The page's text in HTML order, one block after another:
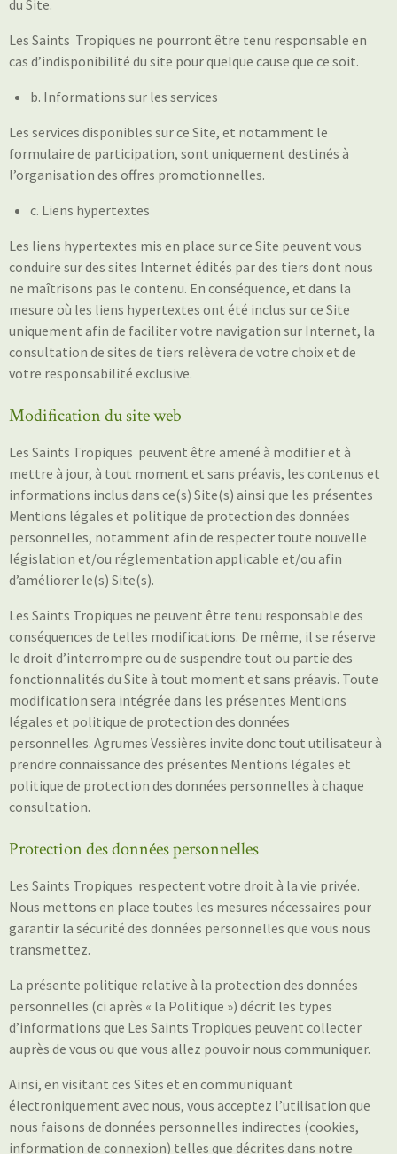
du Site.
Les Saints Tropiques ne pourront être tenu responsable en
cas d’indisponibilité du site pour quelque cause que ce soit.
b. Informations sur les services
Les services disponibles sur ce Site, et notamment le
formulaire de participation, sont uniquement destinés à
l’organisation des offres promotionnelles.
c. Liens hypertextes
Les liens hypertextes mis en place sur ce Site peuvent vous
conduire sur des sites Internet édités par des tiers dont nous
ne maîtrisons pas le contenu. En conséquence, et dans la
mesure où les liens hypertextes ont été inclus sur ce Site
uniquement afin de faciliter votre navigation sur Internet, la
consultation de sites de tiers relèvera de votre choix et de
votre responsabilité exclusive.
Modification du site web
Les Saints Tropiques peuvent être amené à modifier et à
mettre à jour, à tout moment et sans préavis, les contenus et
informations inclus dans ce(s) Site(s) ainsi que les présentes
Mentions légales et politique de protection des données
personnelles, notamment afin de respecter toute nouvelle
législation et/ou réglementation applicable et/ou afin
d’améliorer le(s) Site(s).
Les Saints Tropiques ne peuvent être tenu responsable des
conséquences de telles modifications. De même, il se réserve
le droit d’interrompre ou de suspendre tout ou partie des
fonctionnalités du Site à tout moment et sans préavis. Toute
modification sera intégrée dans les présentes Mentions
légales et politique de protection des données
personnelles. Agrumes Vessières invite donc tout utilisateur à
prendre connaissance des présentes Mentions légales et
politique de protection des données personnelles à chaque
consultation.
Protection des données personnelles
Les Saints Tropiques respectent votre droit à la vie privée.
Nous mettons en place toutes les mesures nécessaires pour
garantir la sécurité des données personnelles que vous nous
transmettez.
La présente politique relative à la protection des données
personnelles (ci après « la Politique ») décrit les types
d’informations que Les Saints Tropiques peuvent collecter
auprès de vous ou que vous allez pouvoir nous communiquer.
Ainsi, en visitant ces Sites et en communiquant
électroniquement avec nous, vous acceptez l’utilisation que
nous faisons de données personnelles indirectes (cookies,
information de connexion) telles que décrites dans notre